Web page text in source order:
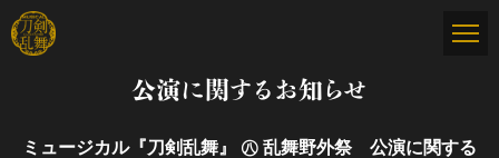
公演に関するお知らせ
ミュージカル『刀剣乱舞』 ㊇ 乱舞野外祭 公演に関する